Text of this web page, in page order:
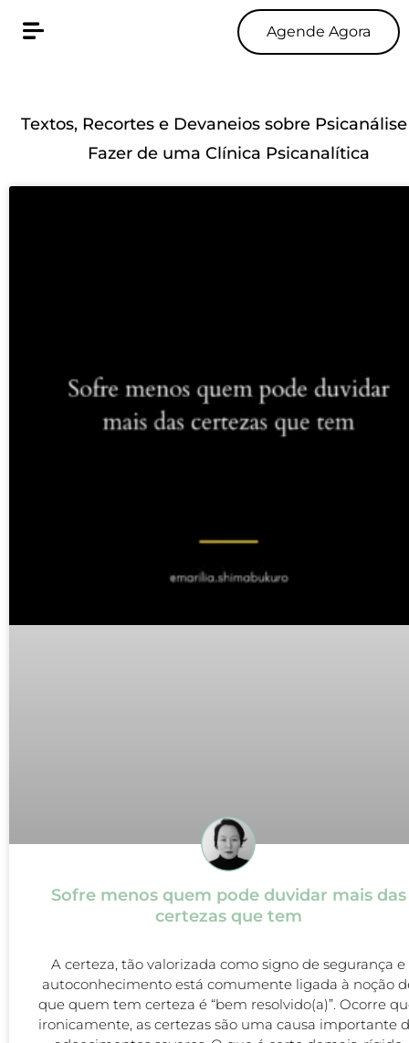
Agende Agora
Textos, Recortes e Devaneios sobre
Fazer de uma Clínica Psicanalítica
Sofre menos quem pode duvidar mais das
certezas que tem
A certeza, tão valorizada como signo de segurança e
autoconhecimento está comumente ligada à noção
que quem tem certeza é “bem resolvido(a)”. Ocorre
ironicamente, as certezas são uma causa importante